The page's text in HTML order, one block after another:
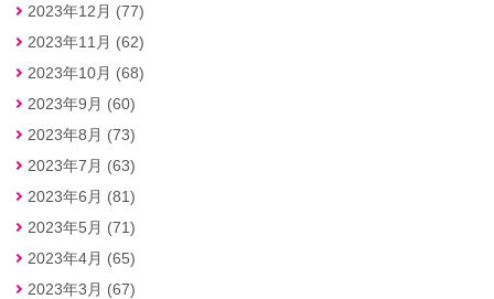
2023年12月 (77)
2023年11月 (62)
2023年10月 (68)
2023年9月 (60)
2023年8月 (73)
2023年7月 (63)
2023年6月 (81)
2023年5月 (71)
2023年4月 (65)
2023年3月 (67)